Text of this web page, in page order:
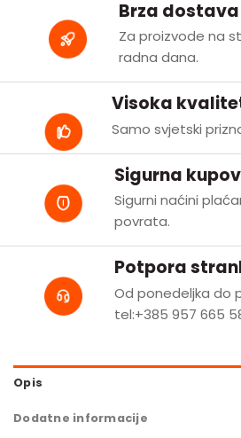
Brza dostava
Za proizvode na
radna dana.
Visoka
Samo svjetski
Sigurna
Sigurni naćini
povrata.
Potpora
Od ponedeljka do
tel:+385 957 665
Opis
Dodatne informacije